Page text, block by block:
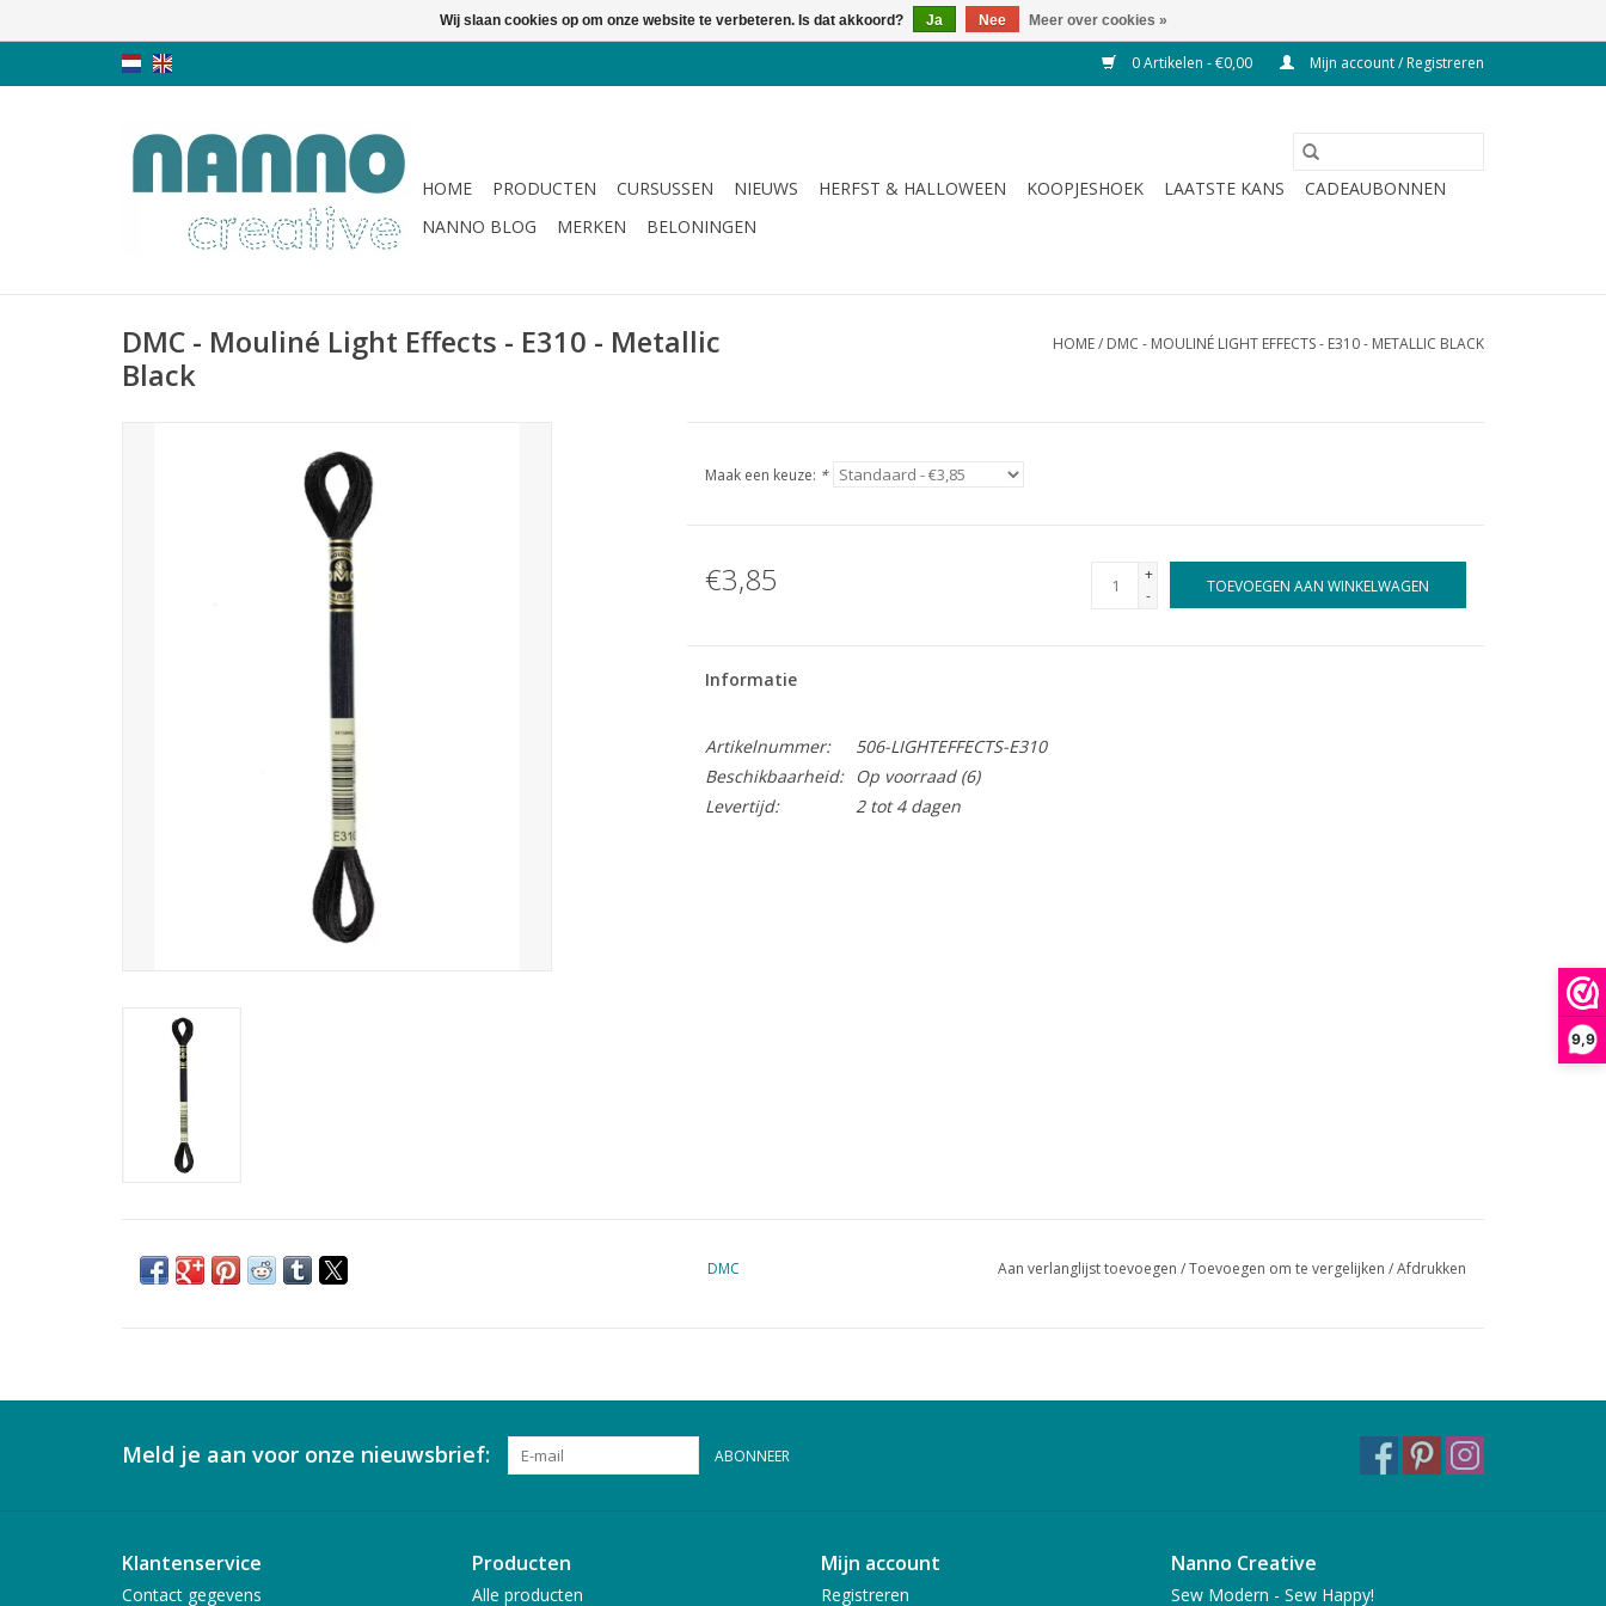
9,9
0 Artikelen - €0,00 Mijn account / Registreren
HOME PRODUCTEN CURSUSSEN NIEUWS HERFST & HALLOWEEN KOOPJESHOEK LAATSTE KANS
CADEAUBONNEN
NANNO BLOG
MERKEN BELONINGEN
DMC - Mouliné Light Effects - E310 - Metallic
Black
HOME/ DMC - MOULINÉ LIGHT EFFECTS - E310 - METALLIC BLACK
Maak een keuze: *
€3,85
+
-
TOEVOEGEN AAN WINKELWAGEN
Informatie
Artikelnummer:
506-LIGHTEFFECTS-E310
Beschikbaarheid:
Op voorraad(6)
Levertijd:
2 tot 4 dagen
DMC Aan verlanglijst toevoegen /Toevoegen om te vergelijken /Afdrukken
Meld je aan voor onze nieuwsbrief: ABONNEER
Klantenservice
Contact gegevens
Producten
Alle producten
Mijn account
Registreren
Nanno Creative
Sew Modern - Sew Happy!
Wij slaan cookies op om onze website te verbeteren. Is dat akkoord? Ja Nee Meer over cookies »